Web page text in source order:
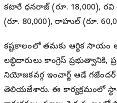
కటారే ధనరాజ్ (రూ. 18,000), రవి
(రూ. 80,000), రాహుల్ (రూ.
కష్టకాలంలో తమకు ఆర్థిక సాయం
లబ్ధిదారులు కాంగ్రెస్ ప్రభుత్వానికి,
నియోజకవర్గ ఇంచార్జ్ ఆడే గజేందర్
తెలియజేశారు. ఈ కార్యక్రమంలో